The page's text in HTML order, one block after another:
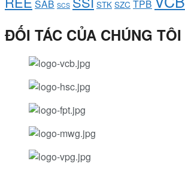
SAB SCS STK SZC TPB
ĐỐI TÁC CỦA CHÚNG TÔI